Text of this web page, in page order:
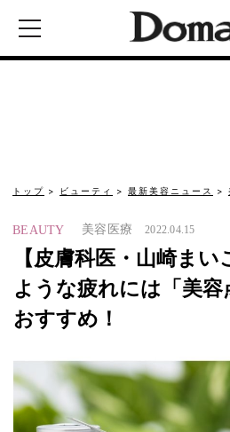
トップ ビューティ 最新美容ニュース
BEAUTY 美容医療 2022.04.15
【皮膚科医・山崎ま
ような疲れには「美容
おすすめ！